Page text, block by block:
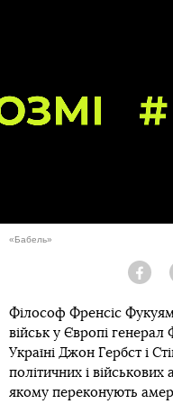
Новини
Чому дорогі
виправдали